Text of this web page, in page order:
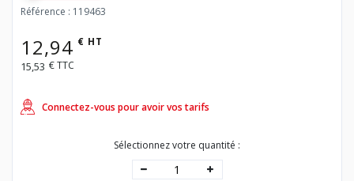
Référence : 119463
12,94 € HT
15,53 € TTC
Connectez-vous pour avoir vos tarifs
Sélectionnez votre quantité :